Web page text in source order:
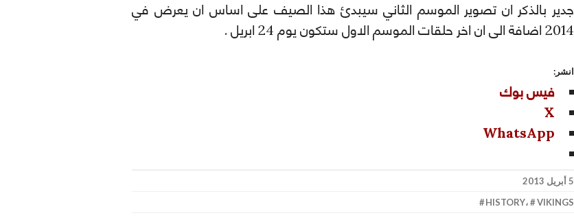
جدير بالذكر ان تصوير الموسم الثاني سيبدئ هذا الصيف على اساس ان يعرض في
2014 اضافة الى ان اخر حلقات الموسم الاول ستكون يوم 24 ابريل .
انشر:
فيس بوك
X
WhatsApp
5 أبريل 2013
HISTORY، VIKINGS